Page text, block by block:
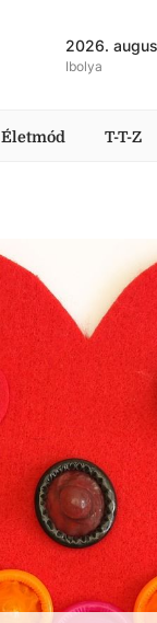
2026.
Ibolya
Életmód T-T-Z